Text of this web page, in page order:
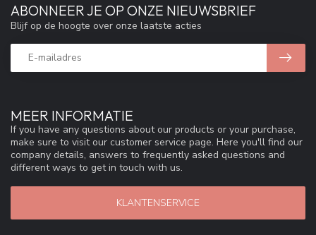
MEER INFORMATIE
If you have any questions about our products or your purchase,
make sure to visit our customer service page. Here you'll find our
company details, answers to frequently asked questions and
different ways to get in touch with us.
KLANTENSERVICE
ABONNEER JE OP ONZE NIEUWSBRIEF
Blijf op de hoogte over onze laatste acties